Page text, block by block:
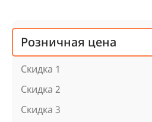
Розничная цена
Скидка 1
Скидка 2
Скидка 3